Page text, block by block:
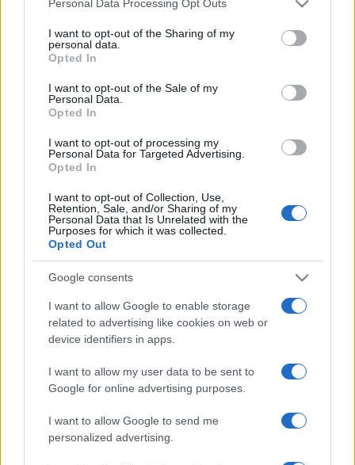
not limited to your visit or usage behaviour. You may click to
grant or deny consent to Google and its third-party tags to
use your data for below specified purposes in below Google
consent section.
Personal Data Processing Opt Outs
I want to opt-out of the Sharing of my
personal data.
Opted In
I want to opt-out of the Sale of my
Personal Data.
Opted In
I want to opt-out of processing my
Personal Data for Targeted Advertising.
Opted In
I want to opt-out of Collection, Use,
Retention, Sale, and/or Sharing of my
Personal Data that Is Unrelated with the
Purposes for which it was collected.
Opted Out
Google consents
I want to allow Google to enable storage
related to advertising like cookies on web or
device identifiers in apps.
I want to allow my user data to be sent to
Google for online advertising purposes.
I want to allow Google to send me
personalized advertising.
legkiválóbb magyar kvartettek szerepeltetésében, valamint
a fiatal vonósnégyes-generáció nagyközönség előtti
bemutatásában.
hogy megismertessék az ország zeneszerető
közönségével a kvartett múltját, jelenét és jövőjét, akkor
jelentkezzenek. A 2022/23-as pályázat benyújtásának ideje
március 15. A teljes programfelhívás megtalálható a
www.filharmonia.hu oldalon.”
Március 26-án a 2021/22-es pályázat nyerteseit köszöntheti
a közönség a Concerto Budapest Zeneházban, ahol a Keller
András vezette mesterkurzus zárókoncertjére kerül sor. A
fellépők, a Szigeti Quartet, az Á la quartet, a Dohnányi
Quartet, a Pulzus Vonósnégyes és a Quartetta Speranza
egy felejthetetlen koncertélménnyel várják a nagyérdeműt.
A hangverseny megtekintése díjtalan. A koncertre a
budapest@filharmonia.hu címen tudnak regisztrálni.